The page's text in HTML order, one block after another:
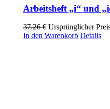
Arbeitsheft „i“ und
37,26€ Ursprünglicher
In den Warenkorb Details